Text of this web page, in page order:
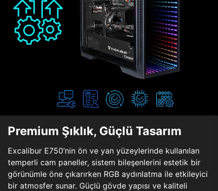
Premium Şıklık, Güçlü Tasarım
Excalibur E750’nin ön ve yan yüzeylerinde kullanılan
temperli cam paneller, sistem bileşenlerini estetik bir
görünümle öne çıkarırken RGB aydınlatma ile etkileyici
bir atmosfer sunar. Güçlü gövde yapısı ve kaliteli